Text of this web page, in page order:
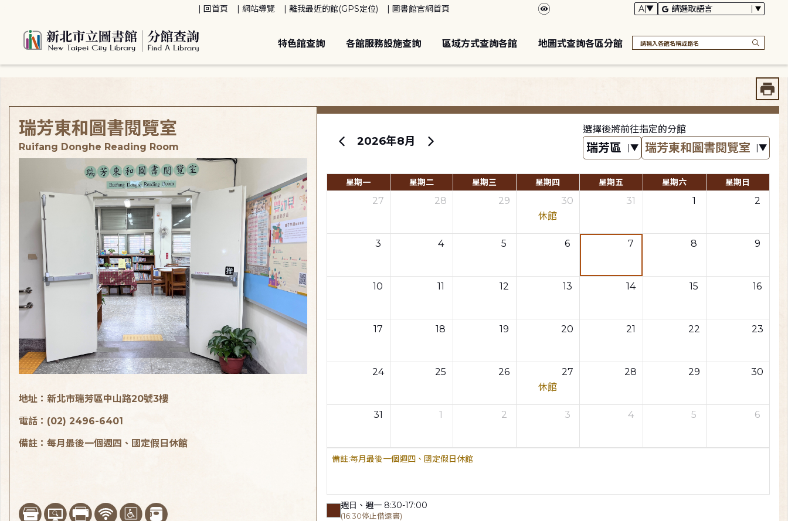
回首頁 網站導覽 離我最近的館(GPS定位) 圖書館官網首頁
特色館查詢 各館服務設施查詢 區域方式查詢各館 地圖式查詢各區分館
2026年8月
選擇後將前往指定的分館
星期一 星期二 星期三 星期四 星期五 星期六 星期日
27 28 29
30
休館
31 1 2
3 4 5 6 7 8 9
10 11 12 13 14 15 16
17 18 19 20 21 22 23
24 25 26
27
休館
28 29 30
31 1 2 3 4 5 6
每月最後一個週四、國定假日休館
週日、週一 8:30-17:00
(16:30停止借還書)
瑞芳東和圖書閱覽室
Ruifang Donghe Reading Room
地址：新北市瑞芳區中山路20號3樓
電話：(02) 2496-6401
備註：每月最後一個週四、國定假日休館